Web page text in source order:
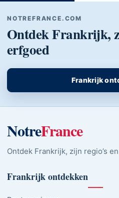
NOTREFRANCE.COM
Ontdek Frankrijk,
erfgoed
Frankrijk
NotreFrance
Ontdek Frankrijk, zijn regio’s
Frankrijk ontdekken